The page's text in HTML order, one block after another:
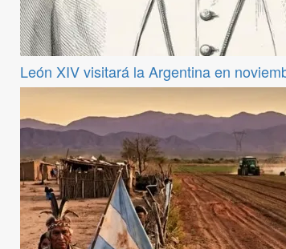
León XIV visitará la Argentina en